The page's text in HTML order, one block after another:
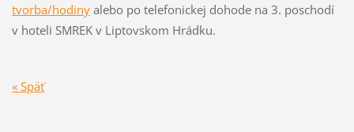
tvorba/hodinyalebo po telefonickej dohode na 3. poschodí
v hoteli SMREK v Liptovskom Hrádku.
« Späť